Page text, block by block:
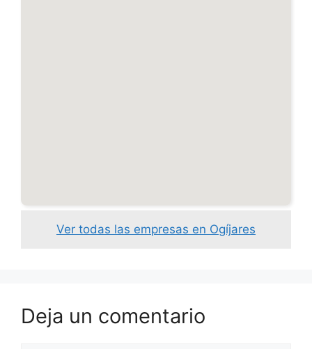
Ver todas las empresas en Ogíjares
Deja un comentario